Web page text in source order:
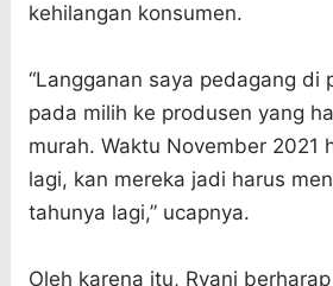
kehilangan konsumen.
“Langganan saya pedagang di
pada milih ke produsen yang
murah. Waktu November 2021
lagi, kan mereka jadi harus
tahunya lagi,” ucapnya.
Oleh karena itu, Ryani